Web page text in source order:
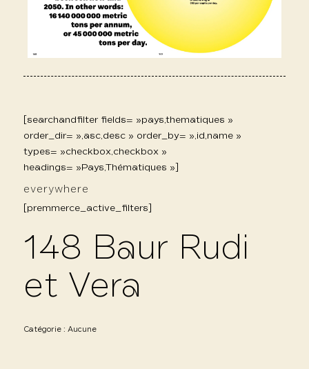
[searchandfilter fields= »pays,thematiques »
order_dir= »,asc,desc » order_by= »,id,name »
types= »checkbox,checkbox »
headings= »Pays,Thématiques »]
everywhere
[premmerce_active_filters]
148 Baur Rudi
et Vera
Catégorie : Aucune